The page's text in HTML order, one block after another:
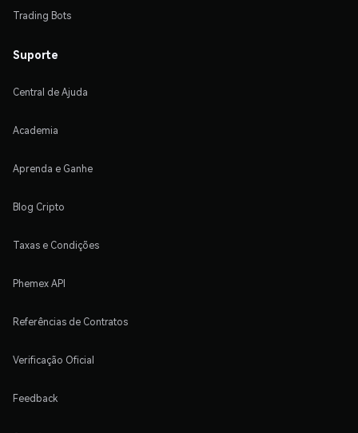
Trading Bots
Suporte
Central de Ajuda
Academia
Aprenda e Ganhe
Blog Cripto
Taxas e Condições
Phemex API
Referências de Contratos
Verificação Oficial
Feedback